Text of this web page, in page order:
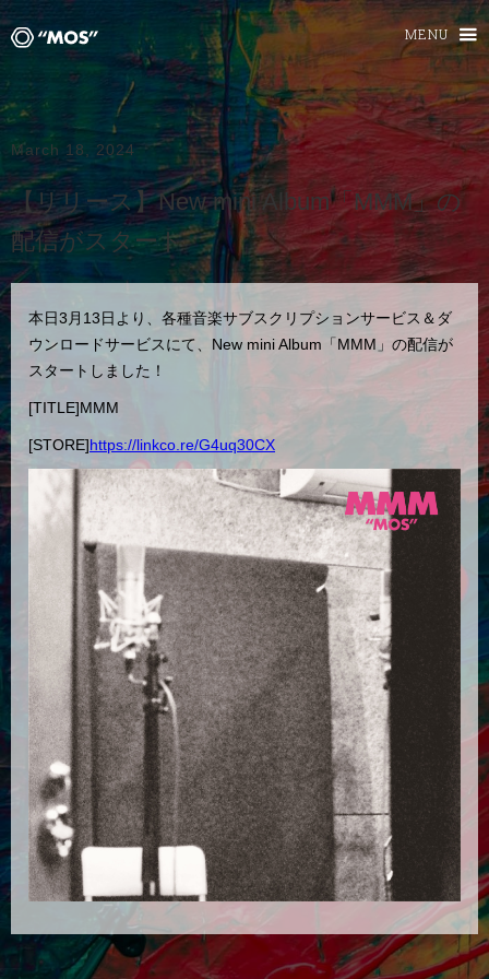
MENU
March 18, 2024
【リリース】New mini Album「MMM」の
配信がスタート
本日3月13日より、各種音楽サブスクリプションサービス＆ダ
ウンロードサービスにて、New mini Album「MMM」の配信が
スタートしました！
[TITLE]MMM
[STORE]https://linkco.re/G4uq30CX